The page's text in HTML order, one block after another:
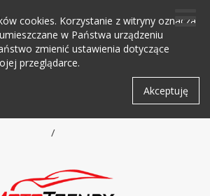
cookies. Korzystanie z witryny oznacza
w Państwa urządzeniu
zmienić ustawienia dotyczące
przeglądarce.
Akceptuję
/